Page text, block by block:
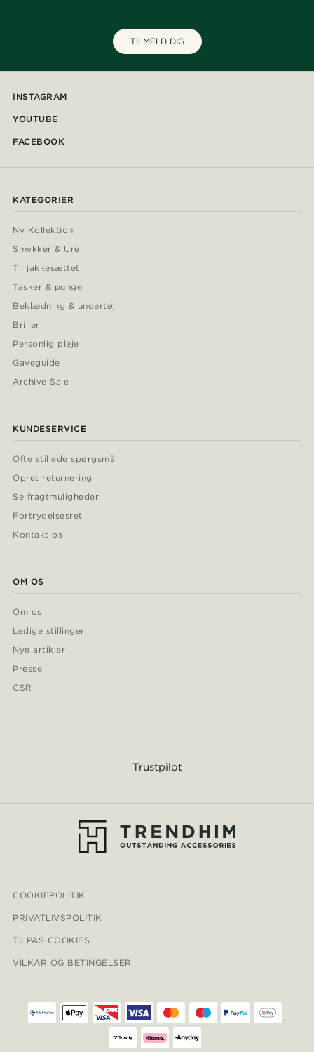
TILMELD DIG
INSTAGRAM
YOUTUBE
FACEBOOK
KATEGORIER
Ny Kollektion
Smykker & Ure
Til jakkesættet
Tasker & punge
Beklædning & undertøj
Briller
Personlig pleje
Gaveguide
Archive Sale
KUNDESERVICE
Ofte stillede spørgsmål
Opret returnering
Se fragtmuligheder
Fortrydelsesret
Kontakt os
OM OS
Om os
Ledige stillinger
Nye artikler
Presse
CSR
Trustpilot
COOKIEPOLITIK
PRIVATLIVSPOLITIK
TILPAS COOKIES
VILKÅR OG BETINGELSER